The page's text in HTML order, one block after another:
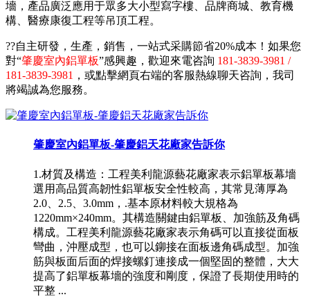
墻，產品廣泛應用于眾多大小型寫字樓、品牌商城、教育機
構、醫療康復工程等吊頂工程。
??自主研發，生產，銷售，一站式采購節省20%成本！如果您
對“肇慶室內鋁單板”感興趣，歡迎來電咨詢 181-3839-3981 /
181-3839-3981 ，或點擊網頁右端的客服熱線聊天咨詢，我司
將竭誠為您服務。
肇慶室內鋁單板-肇慶鋁天花廠家告訴你
1.材質及構造：工程美利龍源藝花廠家表示鋁單板幕墻
選用高品質高韌性鋁單板安全性較高，其常見薄厚為
2.0、2.5、3.0mm，.基本原材料較大規格為
1220mm×240mm。其構造關鍵由鋁單板、加強筋及角碼
構成。工程美利龍源藝花廠家表示角碼可以直接從面板
彎曲，沖壓成型，也可以鉚接在面板邊角碼成型。加強
筋與板面后面的焊接螺釘連接成一個堅固的整體，大大
提高了鋁單板幕墻的強度和剛度，保證了長期使用時的
平整 ...